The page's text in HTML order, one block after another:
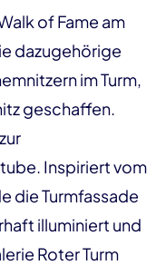
of Fame am
dazugehörige
im Turm,
geschaffen.
Inspiriert vom
die Turmfassade
illuminiert und
Roter Turm